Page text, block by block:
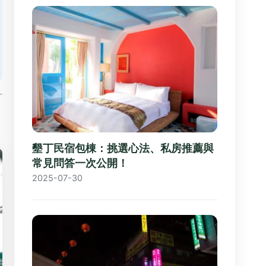
墾丁民宿包棟：挑選心法、私房推薦與
常見問答一次公開！
2025-07-30